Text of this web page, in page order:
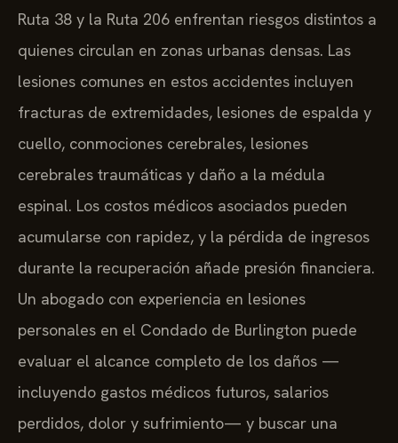
Ruta 38 y la Ruta 206 enfrentan riesgos distintos a
quienes circulan en zonas urbanas densas. Las
lesiones comunes en estos accidentes incluyen
fracturas de extremidades, lesiones de espalda y
cuello, conmociones cerebrales, lesiones
cerebrales traumáticas y daño a la médula
espinal. Los costos médicos asociados pueden
acumularse con rapidez, y la pérdida de ingresos
durante la recuperación añade presión financiera.
Un abogado con experiencia en lesiones
personales en el Condado de Burlington puede
evaluar el alcance completo de los daños —
incluyendo gastos médicos futuros, salarios
perdidos, dolor y sufrimiento— y buscar una